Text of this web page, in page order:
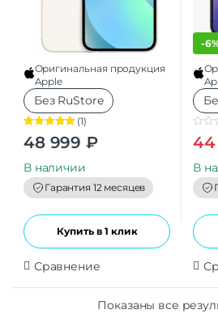
Оригинальная продукция
Apple
Без RuStore
Оценка5.00
из 5
(1)
48 999 ₽
В наличии
Гарантия 12 месяцев
Купить в 1 клик
Сравнение
-
o
t
o
f
5
44
В
Показаны все